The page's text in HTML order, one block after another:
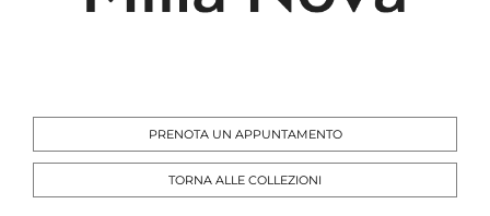
PRENOTA UN APPUNTAMENTO
TORNA ALLE COLLEZIONI